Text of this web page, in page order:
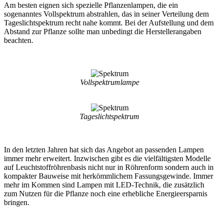
Am besten eignen sich spezielle Pflanzenlampen, die ein
sogenanntes Vollspektrum abstrahlen, das in seiner Verteilung dem
Tageslichtspektrum recht nahe kommt. Bei der Aufstellung und dem
Abstand zur Pflanze sollte man unbedingt die Herstellerangaben
beachten.
Vollspektrumlampe
Tageslichtspektrum
In den letzten Jahren hat sich das Angebot an passenden Lampen
immer mehr erweitert. Inzwischen gibt es die vielfältigsten Modelle
auf Leuchtstoffröhrenbasis nicht nur in Röhrenform sondern auch in
kompakter Bauweise mit herkömmlichem Fassungsgewinde. Immer
mehr im Kommen sind Lampen mit LED-Technik, die zusätzlich
zum Nutzen für die Pflanze noch eine erhebliche Energieersparnis
bringen.